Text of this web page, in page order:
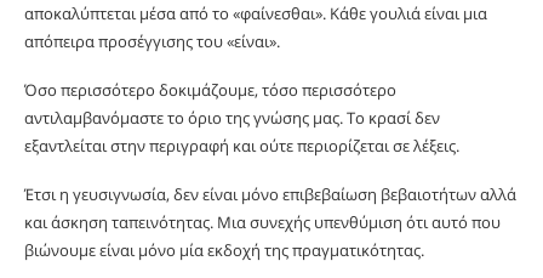
αποκαλύπτεται μέσα από το «φαίνεσθαι». Κάθε γουλιά είναι μια
απόπειρα προσέγγισης του «είναι».
Όσο περισσότερο δοκιμάζουμε, τόσο περισσότερο
αντιλαμβανόμαστε το όριο της γνώσης μας. Το κρασί δεν
εξαντλείται στην περιγραφή και ούτε περιορίζεται σε λέξεις.
Έτσι η γευσιγνωσία, δεν είναι μόνο επιβεβαίωση βεβαιοτήτων αλλά
και άσκηση ταπεινότητας. Μια συνεχής υπενθύμιση ότι αυτό που
βιώνουμε είναι μόνο μία εκδοχή της πραγματικότητας.